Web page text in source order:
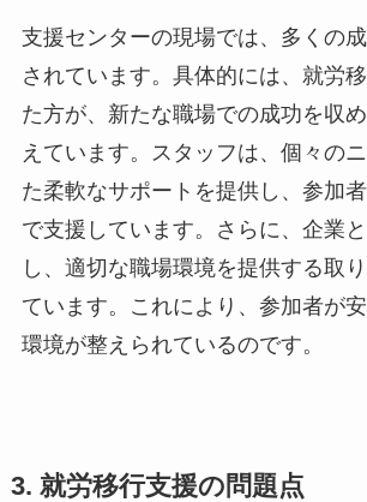
支援センターの現場では、多くの
されています。具体的には、就労
た方が、新たな職場での成功を収
えています。スタッフは、個々の
た柔軟なサポートを提供し、参加
で支援しています。さらに、企業
し、適切な職場環境を提供する取
ています。これにより、参加者が
環境が整えられているのです。
3. 就労移行支援の問題点